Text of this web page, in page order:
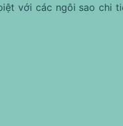
với các ngôi sao chi